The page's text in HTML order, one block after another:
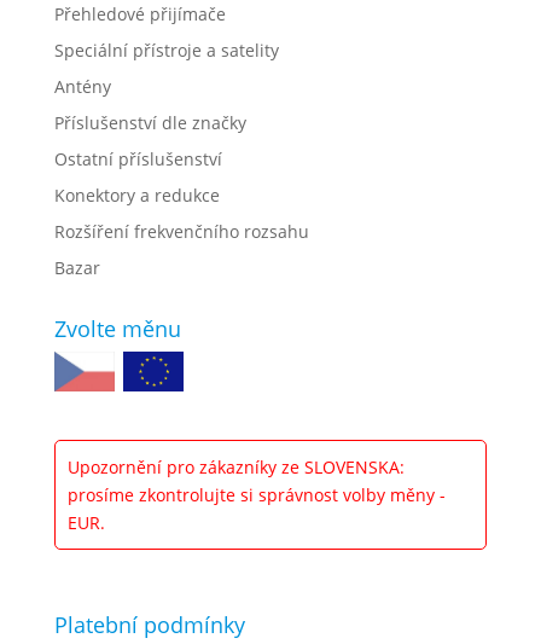
Přehledové přijímače
Speciální přístroje a satelity
Antény
Příslušenství dle značky
Ostatní příslušenství
Konektory a redukce
Rozšíření frekvenčního rozsahu
Bazar
Zvolte měnu
Upozornění pro zákazníky ze SLOVENSKA:
prosíme zkontrolujte si správnost volby měny -
EUR.
Platební podmínky